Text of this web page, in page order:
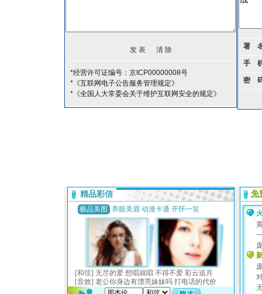
*经营许可证编号：京ICP00000008号
*《互联网电子公告服务管理规定》
*《全国人大常委会关于维护互联网安全的规定》
署
手
密